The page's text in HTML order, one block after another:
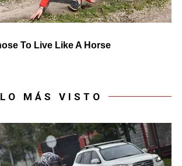
LO MÁS VISTO